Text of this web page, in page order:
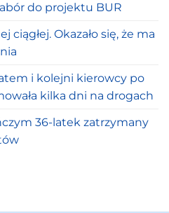
do projektu BUR
ciągłej. Okazało się, że ma
i kolejni kierowcy po
kilka dni na drogach
36-latek zatrzymany